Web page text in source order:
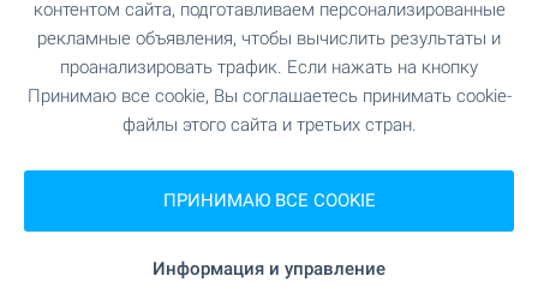
Аптека 432 м (6 мин.)
Почта "Стара Загора 3" 330 м (4 мин.)
Химчистка
контентом сайта, подготавливаем персонализированные
рекламные объявления, чтобы вычислить результаты и
проанализировать трафик. Если нажать на кнопку
Принимаю все cookie, Вы соглашаетесь принимать cookie-
файлы этого сайта и третьих стран.
ПРИНИМАЮ ВСЕ COOKIE
Информация и управление